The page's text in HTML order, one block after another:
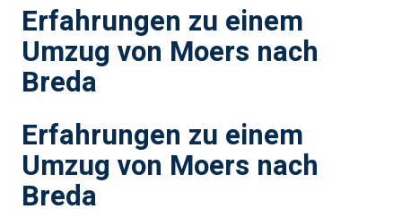
Erfahrungen zu einem
Umzug von Moers nach
Breda
Erfahrungen zu einem
Umzug von Moers nach
Breda